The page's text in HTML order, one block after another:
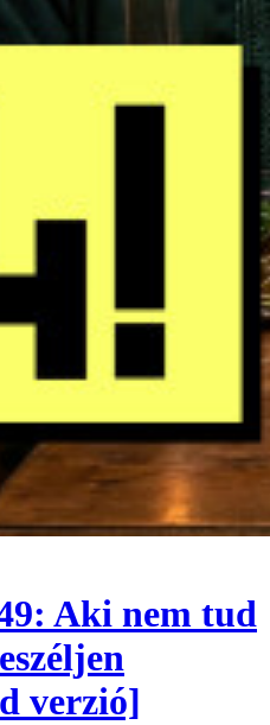
Aki nem tud
verzió]